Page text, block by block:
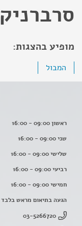
סרברניק
מופיע בהצגות:
המבול
ראשון 09:00 - 16:00
שני 09:00 - 16:00
שלישי 09:00 - 16:00
רביעי 09:00 - 16:00
חמישי 09:00 - 16:00
הגעה בתיאום מראש בלבד
03-5266720